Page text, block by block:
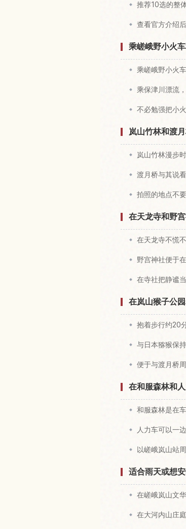
推荐10选的整
查看官方介绍
乘嵯峨野小火
乘嵯峨野小火
乘保津川漂流
不必勉强把小
岚山竹林和渡
岚山竹林漫步
渡月桥与其说
拍照的地点不
在天龙寺和野
在天龙寺不慌
野宫神社便于
在寺社把静谧
在岚山猴子公
抱着步行约20
与日本猕猴保
便于与渡月桥
在和服森林和
和服森林是在
人力车可以一
以嵯峨岚山站
适合雨天或想
在嵯峨岚山文
在大河内山庄